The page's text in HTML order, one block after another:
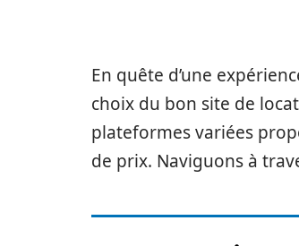
En quête d’une
choix du bon site de
plateformes variées
de prix. Naviguons à